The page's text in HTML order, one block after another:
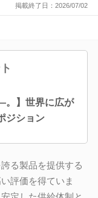
掲載終了日：2026/07/02
。】世界に広が
ジション
る製品を提供する
評価を得ていま